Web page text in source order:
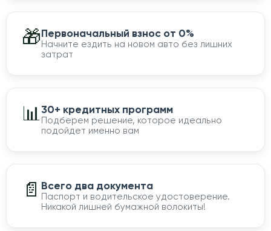
🎁Первоначальный взнос от 0%
Начните ездить на новом авто без лишних
затрат
📊30+ кредитных программ
Подберем решение, которое идеально
подойдет именно вам
📄 Всего два документа
Паспорт и водительское удостоверение.
Никакой лишней бумажной волокиты!